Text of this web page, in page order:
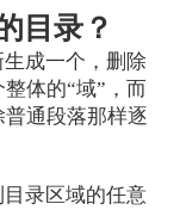
目录？
成一个，删除
体的“域”，而
通段落那样逐
录区域的任意